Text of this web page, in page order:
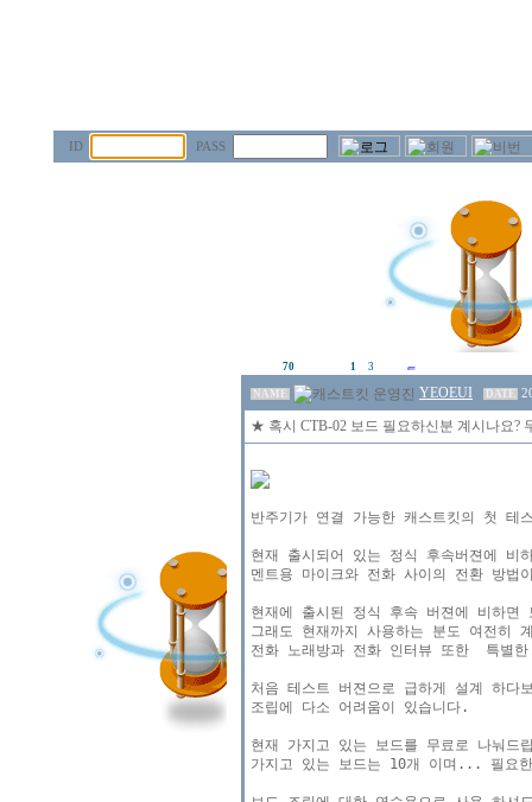
ID PASS
70 1 3
NAME YEOEUI DATE
★ 혹시 CTB-02 보드 필요하신분 계시나요?
반주기가 연결 가능한 캐스트킷의 첫 테
현재 출시되어 있는 정식 후속버젼에
멘트용 마이크와 전화 사이의 전환 방법
현재에 출시된 정식 후속 버젼에 비하
그래도 현재까지 사용하는 분도 여전히
전화 노래방과 전화 인터뷰 또한  특별
처음 테스트 버젼으로 급하게 설계 하
조립에 다소 어려움이 있습니다.
현재 가지고 있는 보드를 무료로 나눠드
가지고 있는 보드는 10개 이며... 필요